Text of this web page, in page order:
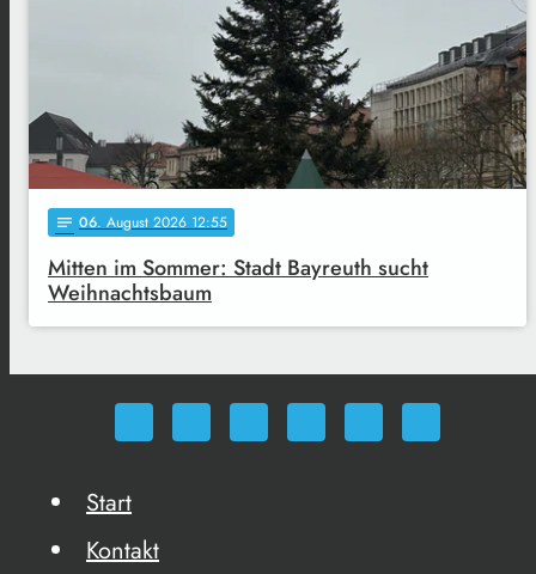
notes 06. August 2026 12:55
Mitten im Sommer: Stadt Bayreuth sucht
Weihnachtsbaum
Start
Kontakt